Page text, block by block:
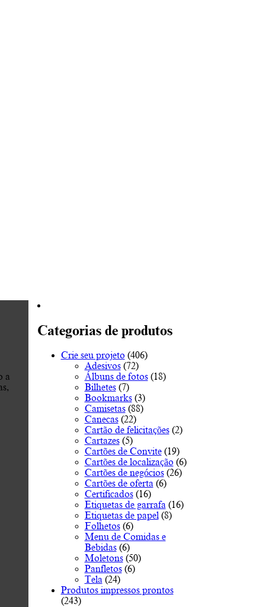
a
Categorias de produtos
Crie seu projeto (406)
Adesivos (72)
Álbuns de fotos (18)
Bilhetes (7)
Bookmarks (3)
Camisetas (88)
Canecas (22)
Cartão de felicitações (2)
Cartazes (5)
Cartões de Convite (19)
Cartões de localização (6)
Cartões de negócios (26)
Cartões de oferta (6)
Certificados (16)
Etiquetas de garrafa (16)
Etiquetas de papel (8)
Folhetos (6)
Menu de Comidas e
Bebidas (6)
Moletons (50)
Panfletos (6)
Tela (24)
Produtos impressos prontos
(243)